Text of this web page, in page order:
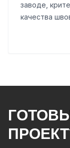
заводе,
качества